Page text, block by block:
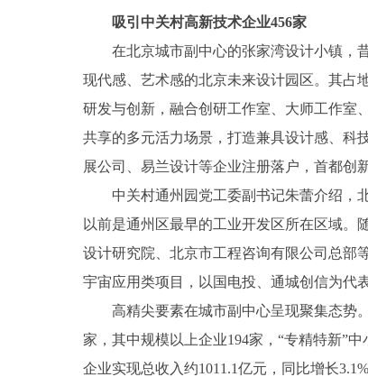
吸引中关村高新技术企业456家
在北京城市副中心的张家湾设计小镇，
现代感、艺术感的北京未来设计园区。其占
研发与创新，融合创研工作室、大师工作室
共享的多元活力场景，打造兼具设计感、科
展公司、易兰设计等企业注册落户，首都创
中关村通州园党工委副书记朱蕾介绍，
以前是通州区最早的工业开发区所在区域。
设计研究院、北京市工程咨询有限公司总部
宇宙应用类项目，以国电投、通城创信为代
高精尖要素在城市副中心呈现聚集态势
家，其中规模以上企业194家，“专精特新”
企业实现总收入约1011.1亿元，同比增长